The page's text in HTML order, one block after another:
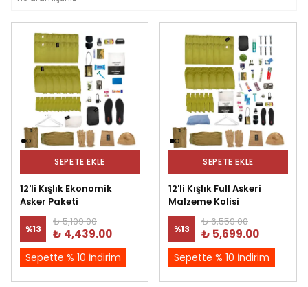
SEPETE EKLE
12'li Kışlık Ekonomik
Asker Paketi
%13
₺ 5,109.00
₺ 4,439.00
Sepette % 10 İndirim
SEPETE EKLE
12'li Kışlık Full Askeri
Malzeme Kolisi
%13
₺ 6,559.00
₺ 5,699.00
Sepette % 10 İndirim